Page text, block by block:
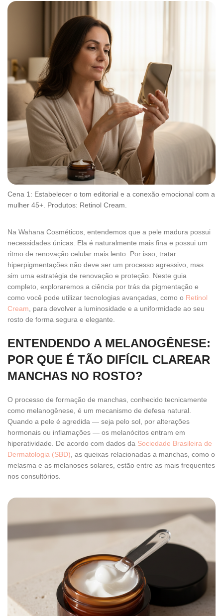
Cena 1: Estabelecer o tom editorial e a conexão emocional com a
mulher 45+. Produtos: Retinol Cream.
Na Wahana Cosméticos, entendemos que a pele madura possui
necessidades únicas. Ela é naturalmente mais fina e possui um
ritmo de renovação celular mais lento. Por isso, tratar
hiperpigmentações não deve ser um processo agressivo, mas
sim uma estratégia de renovação e proteção. Neste guia
completo, exploraremos a ciência por trás da pigmentação e
como você pode utilizar tecnologias avançadas, como o Retinol
Cream , para devolver a luminosidade e a uniformidade ao seu
rosto de forma segura e elegante.
ENTENDENDO A MELANOGÊNESE:
POR QUE É TÃO DIFÍCIL CLAREAR
MANCHAS NO ROSTO?
O processo de formação de manchas, conhecido tecnicamente
como melanogênese, é um mecanismo de defesa natural.
Quando a pele é agredida — seja pelo sol, por alterações
hormonais ou inflamações — os melanócitos entram em
hiperatividade. De acordo com dados da Sociedade Brasileira de
Dermatologia (SBD) , as queixas relacionadas a manchas, como o
melasma e as melanoses solares, estão entre as mais frequentes
nos consultórios.